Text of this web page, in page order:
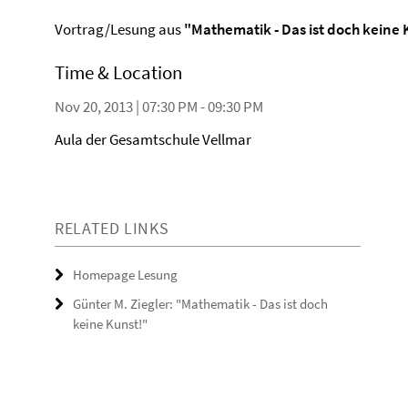
Vortrag/Lesung aus"Mathematik - Das ist doch keine
Time & Location
Nov 20, 2013 | 07:30 PM - 09:30 PM
Aula der Gesamtschule Vellmar
RELATED LINKS
Homepage Lesung
Günter M. Ziegler: "Mathematik - Das ist doch
keine Kunst!"